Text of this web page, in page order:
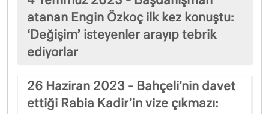
atanan Engin Özkoç ilk kez konuştu:
‘Değişim’ isteyenler arayıp tebrik
ediyorlar
26 Haziran 2023 - Bahçeli’nin davet
ettiği Rabia Kadir’in vize çıkmazı: